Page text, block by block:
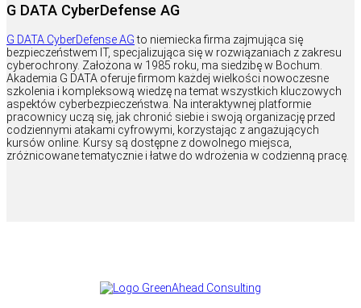
G DATA CyberDefense AG
G DATA CyberDefense AGto niemiecka firma zajmująca się
bezpieczeństwem IT, specjalizująca się w rozwiązaniach z zakresu
cyberochrony. Założona w 1985 roku, ma siedzibę w Bochum.
Akademia G DATA oferuje firmom każdej wielkości nowoczesne
szkolenia i kompleksową wiedzę na temat wszystkich kluczowych
aspektów cyberbezpieczeństwa. Na interaktywnej platformie
pracownicy uczą się, jak chronić siebie i swoją organizację przed
codziennymi atakami cyfrowymi, korzystając z angażujących
kursów online. Kursy są dostępne z dowolnego miejsca,
zróżnicowane tematycznie i łatwe do wdrożenia w codzienną pracę.